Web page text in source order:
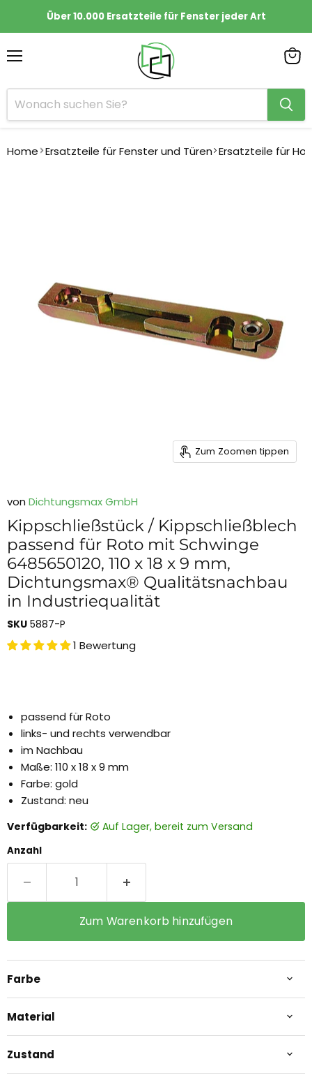
Über 10.000 Ersatzteile für Fenster jeder Art
Home Ersatzteile für Fenster und Türen Ersatzteile für
Zum Zoomen tippen
von Dichtungsmax GmbH
Kippschließstück / Kippschließblech
passend für Roto mit Schwinge
6485650120, 110 x 18 x 9 mm,
Dichtungsmax® Qualitätsnachbau
in Industriequalität
SKU 5887-P
1 Bewertung
passend für Roto
links- und rechts verwendbar
im Nachbau
Maße: 110 x 18 x 9 mm
Farbe: gold
Zustand: neu
Verfügbarkeit: auf Lager, bereit zum Versand
Anzahl
Zum Warenkorb hinzufügen
Farbe
Material
Zustand